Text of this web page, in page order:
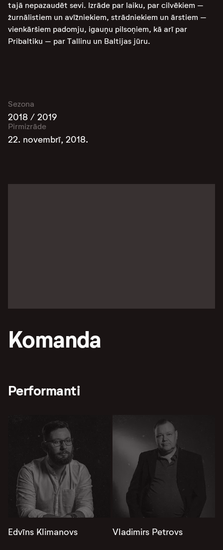
tajā nepazaudēt sevi. Izrāde par laiku, par cilvēkiem –
žurnālistiem un avīžniekiem, strādniekiem un ārstiem –
vienkāršiem padomju, igauņu pilsoņiem, kā arī par
Pribaltiku – par Tallinu un Baltijas jūru.
Sezona
2018 / 2019
Pirmizrāde
22. novembrī, 2018.
Komanda
Performanti
Edvīns Klimanovs Vladimirs Petrovs